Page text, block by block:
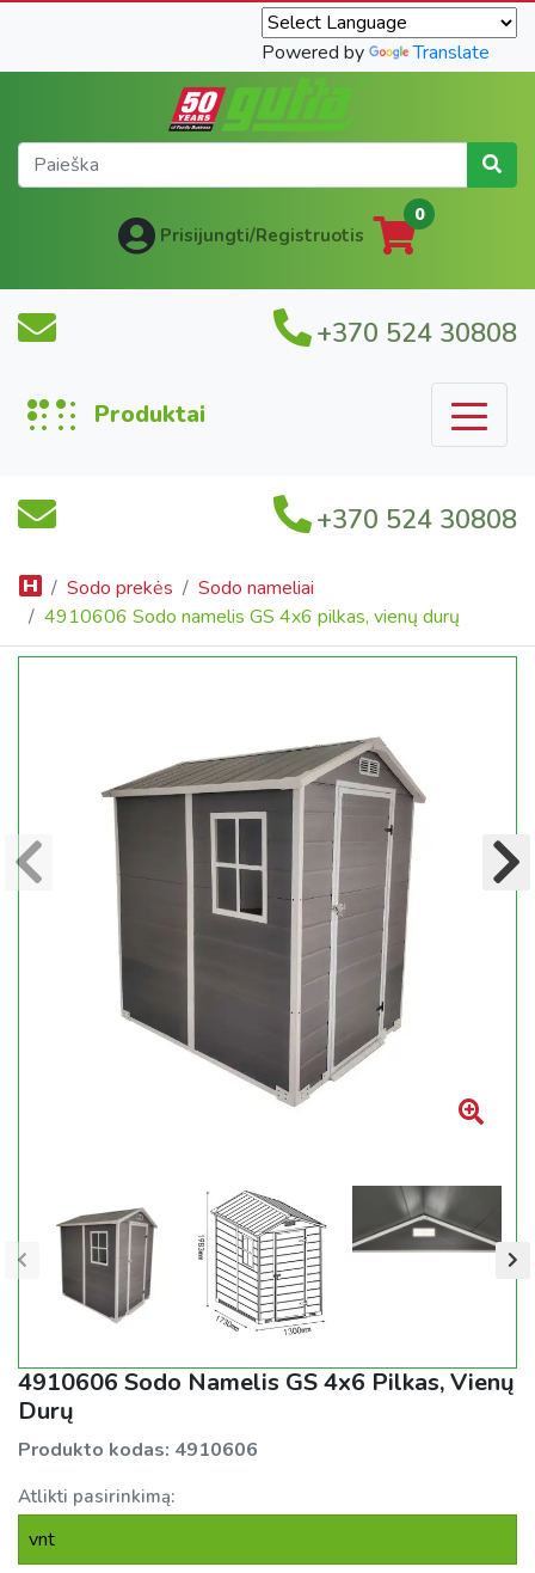
Powered by Translate
Prisijungti/Registruotis
0
+370 524 30808
Produktai
+370 524 30808
Sodo prekės
Sodo nameliai
4910606 Sodo namelis GS 4x6 pilkas, vienų durų
4910606 Sodo Namelis GS 4x6 Pilkas, Vienų
Durų
Produkto kodas: 4910606
Atlikti pasirinkimą:
vnt